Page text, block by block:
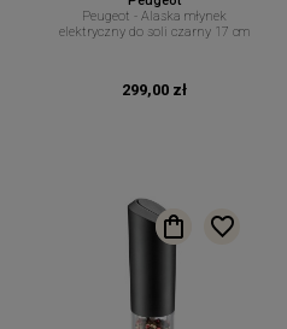
Peugeot - Alaska młynek
elektryczny do soli czarny 17 cm
299,00 zł